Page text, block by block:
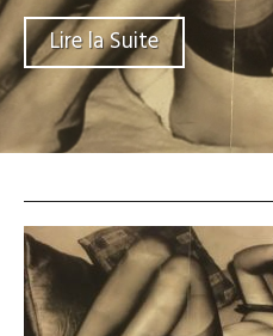
Lire la Suite